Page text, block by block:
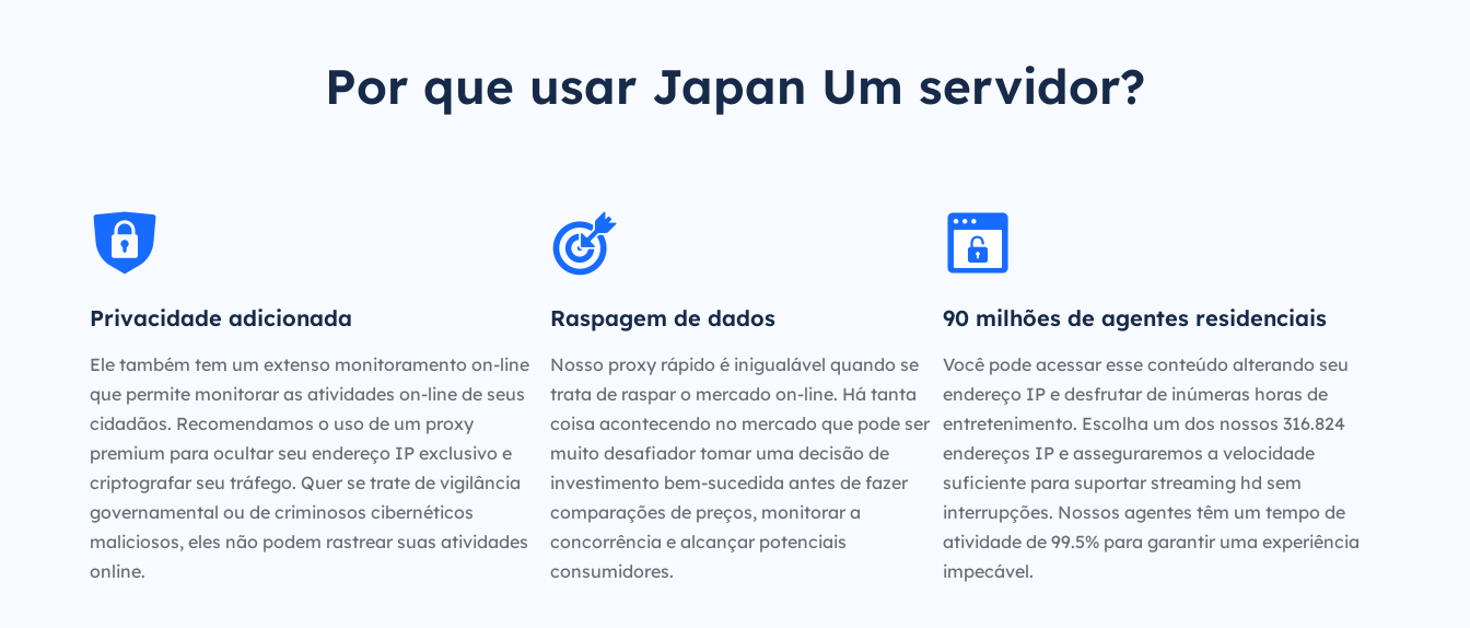
Por que usar Japan Um servidor?
Privacidade adicionada
Ele também tem um extenso monitoramento on-line
que permite monitorar as atividades on-line de seus
cidadãos. Recomendamos o uso de um proxy
premium para ocultar seu endereço IP exclusivo e
criptografar seu tráfego. Quer se trate de vigilância
governamental ou de criminosos cibernéticos
maliciosos, eles não podem rastrear suas atividades
online.
Raspagem de dados
Nosso proxy rápido é inigualável quando se
trata de raspar o mercado on-line. Há tanta
coisa acontecendo no mercado que pode ser
muito desafiador tomar uma decisão de
investimento bem-sucedida antes de fazer
comparações de preços, monitorar a
concorrência e alcançar potenciais
consumidores.
90 milhões de agentes residenciais
Você pode acessar esse conteúdo alterando seu
endereço IP e desfrutar de inúmeras horas de
entretenimento. Escolha um dos nossos 316.824
endereços IP e asseguraremos a velocidade
suficiente para suportar streaming hd sem
interrupções. Nossos agentes têm um tempo de
atividade de 99.5% para garantir uma experiência
impecável.